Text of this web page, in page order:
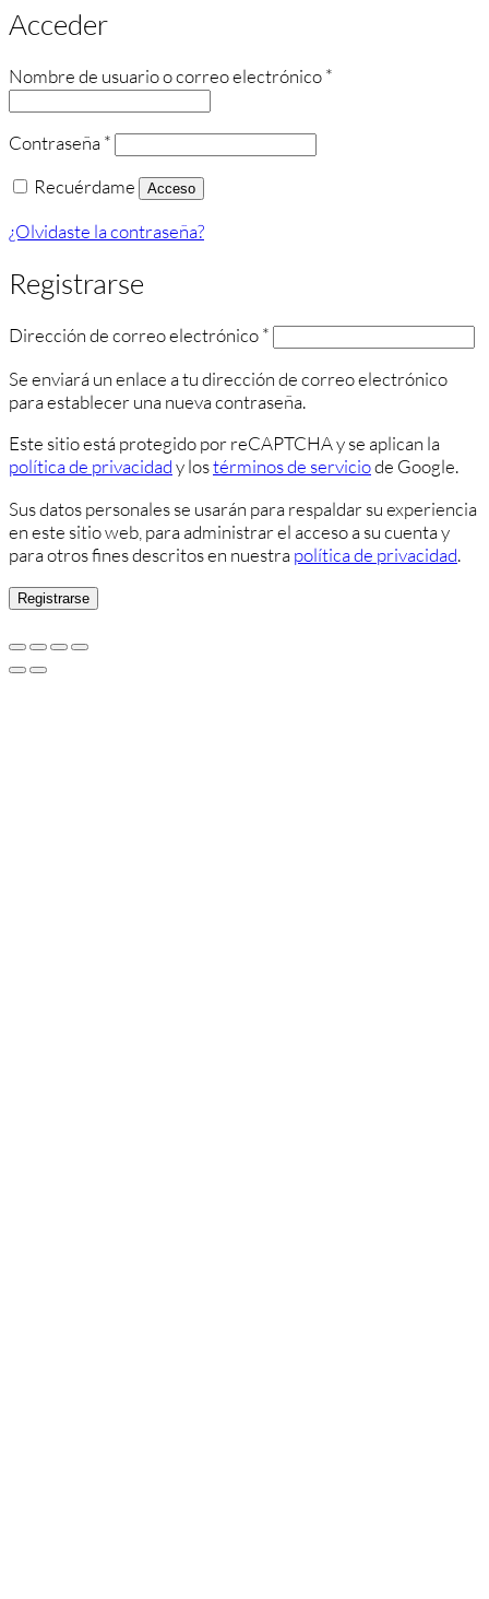
Acceder
Nombre de usuario o correo electrónico*
Contraseña*Obligatorio
Recuérdame
Acceso
¿Olvidaste la contraseña?
Registrarse
Dirección de correo electrónico*Obligatorio
Se enviará un enlace a tu dirección de correo electrónico
para establecer una nueva contraseña.
Este sitio está protegido por reCAPTCHA y se aplican la
política de privacidady lostérminos de serviciode Google.
Sus datos personales se usarán para respaldar su experiencia
en este sitio web, para administrar el acceso a su cuenta y
para otros fines descritos en nuestrapolítica de privacidad.
Registrarse